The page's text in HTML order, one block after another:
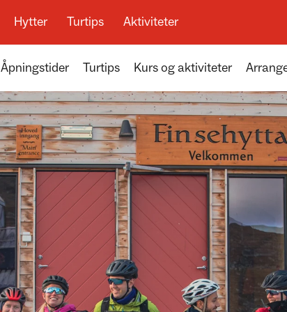
Hytter Turtips Aktiviteter
Åpningstider Turtips Kurs og aktiviteter